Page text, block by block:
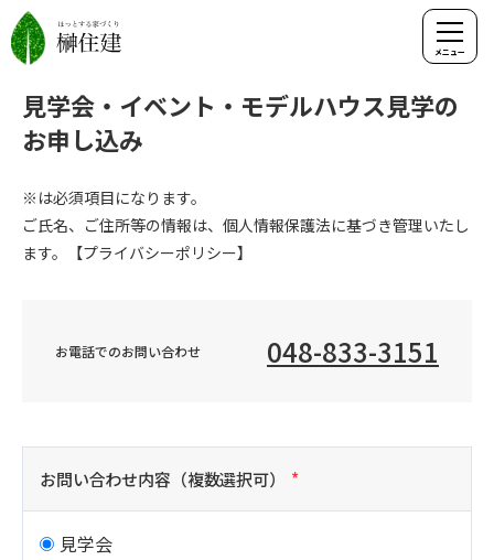
見学会・イベント・モデルハウス見学の
お申し込み
※ は必須項目になります。
ご氏名、ご住所等の情報は、個人情報保護法に基づき管理いたし
ます。【プライバシーポリシー】
お電話でのお問い合わせ 048-833-3151
お問い合わせ内容（複数選択可）
見学会